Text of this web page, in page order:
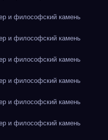
и философский камень
и философский камень
и философский камень
и философский камень
и философский камень
и философский камень